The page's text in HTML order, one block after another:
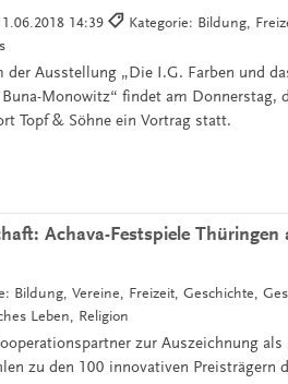
14:39
Kategorie: Bildung,
Ausstellung „Die I.G. Farben und
Monowitz“ findet am Donnerstag,
Topf & Söhne ein Vortrag statt.
Achava-Festspiele Thüringen
Bildung, Vereine, Freizeit, Geschichte,
Leben, Religion
zur Auszeichnung als
zu den 100 innovativen Preisträgern